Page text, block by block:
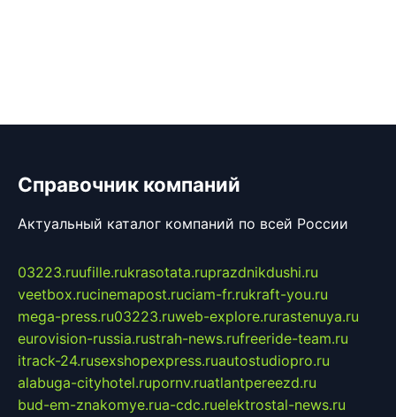
Справочник компаний
Актуальный каталог компаний по всей России
03223.ruufille.rukrasotata.ruprazdnikdushi.ru
veetbox.rucinemapost.ruciam-fr.rukraft-you.ru
mega-press.ru03223.ruweb-explore.rurastenuya.ru
eurovision-russia.rustrah-news.rufreeride-team.ru
itrack-24.rusexshopexpress.ruautostudiopro.ru
alabuga-cityhotel.rupornv.ruatlantpereezd.ru
bud-em-znakomye.rua-cdc.ruelektrostal-news.ru